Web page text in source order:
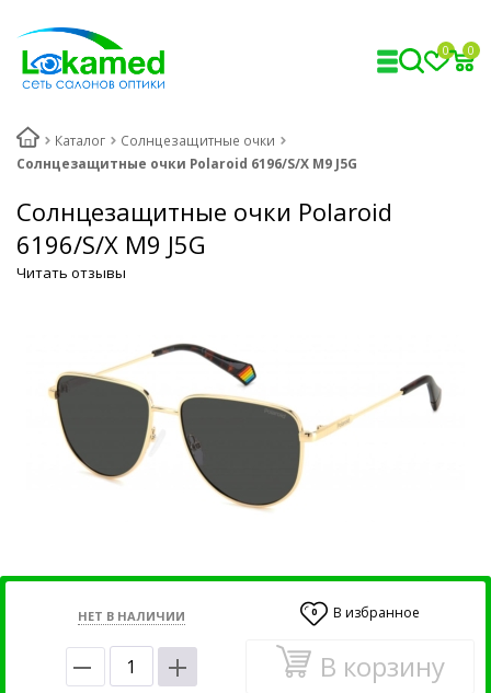
0 0
Каталог
Солнцезащитные очки
Солнцезащитные очки Polaroid 6196/S/X M9 J5G
Солнцезащитные очки Polaroid
6196/S/X M9 J5G
Читать отзывы
НЕТ В НАЛИЧИИ 0 В избранное
В корзину